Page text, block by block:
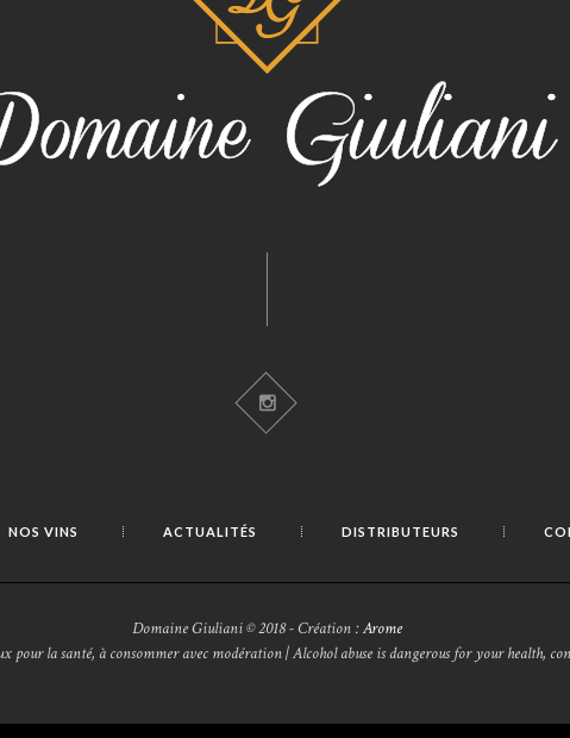
NOS VINS ACTUALITÉS DISTRIBUTEURS
Domaine Giuliani © 2018 - Création :Arome
pour la santé, à consommer avec modération | Alcohol abuse is dangerous for your health,